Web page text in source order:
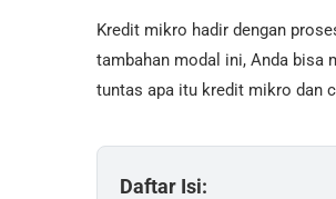
Kredit mikro hadir dengan
tambahan modal ini, Anda bisa
tuntas apa itu kredit mikro dan
Daftar Isi: